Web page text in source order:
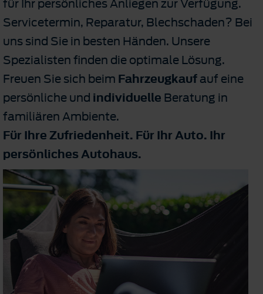
für Ihr persönliches Anliegen zur Verfügung.
Servicetermin, Reparatur, Blechschaden? Bei
uns sind Sie in besten Händen. Unsere
Spezialisten finden die optimale Lösung.
Freuen Sie sich beim Fahrzeugkaufauf eine
persönliche und individuelle Beratung in
familiären Ambiente.
Für Ihre Zufriedenheit. Für Ihr Auto. Ihr
persönliches Autohaus.